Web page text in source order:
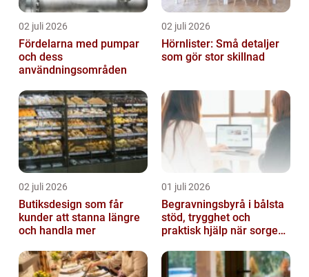
02 juli 2026
Fördelarna med pumpar
och dess
användningsområden
02 juli 2026
Hörnlister: Små detaljer
som gör stor skillnad
02 juli 2026
Butiksdesign som får
kunder att stanna längre
och handla mer
01 juli 2026
Begravningsbyrå i bålsta
stöd, trygghet och
praktisk hjälp när sorgen